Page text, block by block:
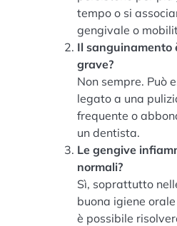
tempo o si
gengivale o
Il sanguinamento
grave?
Non sempre. Può
legato a una
frequente o
un dentista.
Le gengive
normali?
Sì, soprattutto
buona igiene
è possibile